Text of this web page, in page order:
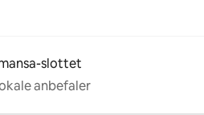
slottet
anbefaler